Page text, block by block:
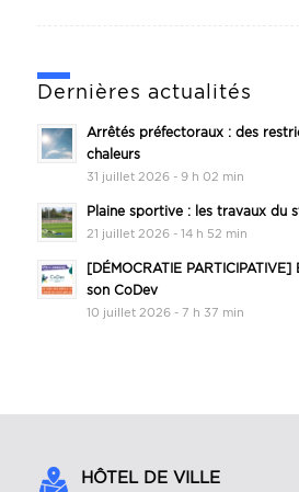
Dernières actualités
Arrêtés préfectoraux : des
chaleurs
31 juillet 2026 - 9 h 02 min
Plaine sportive : les travaux du
21 juillet 2026 - 14 h 52 min
[DÉMOCRATIE
son CoDev
10 juillet 2026 - 7 h 37 min
HÔTEL DE VILLE